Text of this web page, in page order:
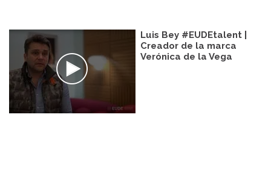
Luis Bey #EUDEtalent |
Creador de la marca
Verónica de la Vega